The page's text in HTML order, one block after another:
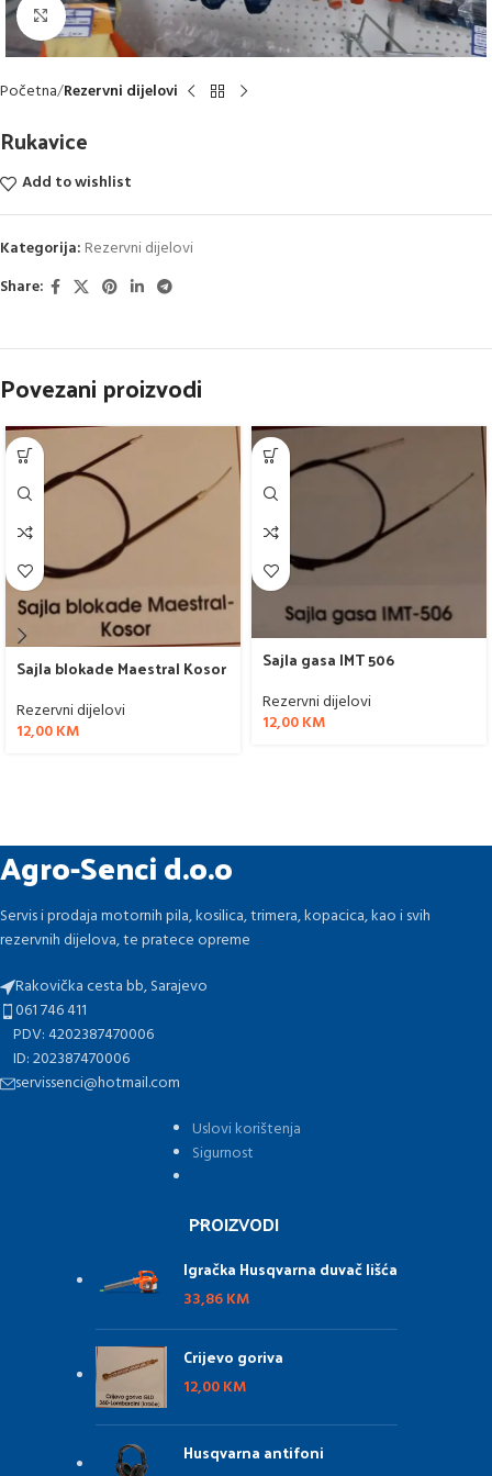
Click to enlarge
Početna Rezervni dijelovi
Rukavice
Add to wishlist
Kategorija: Rezervni dijelovi
Share:
Povezani proizvodi
Sajla blokade Maestral Kosor
Rezervni dijelovi
12,00KM
Sajla gasa IMT 506
Rezervni dijelovi
12,00KM
Agro-Senci d.o.o
Servis i prodaja motornih pila, kosilica, trimera, kopacica, kao i svih
rezervnih dijelova, te pratece opreme
Rakovička cesta bb, Sarajevo
061 746 411
PDV: 4202387470006
ID: 202387470006
servissenci@hotmail.com
Uslovi korištenja
Sigurnost
PROIZVODI
Igračka Husqvarna duvač lišća
33,86KM
Crijevo goriva
12,00KM
Husqvarna antifoni